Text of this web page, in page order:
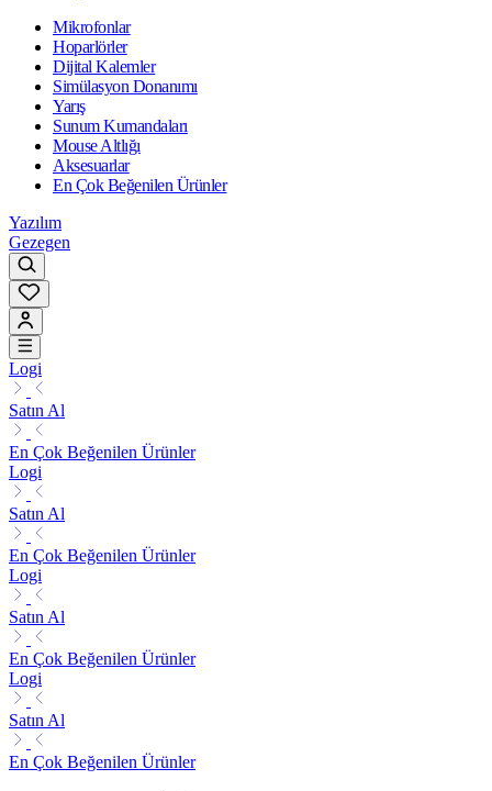
Mikrofonlar
Hoparlörler
Dijital Kalemler
Simülasyon Donanımı
Yarış
Sunum Kumandaları
Mouse Altlığı
Aksesuarlar
En Çok Beğenilen Ürünler
Yazılım
Gezegen
Logi
Satın Al
En Çok Beğenilen Ürünler
Logi
Satın Al
En Çok Beğenilen Ürünler
Logi
Satın Al
En Çok Beğenilen Ürünler
Logi
Satın Al
En Çok Beğenilen Ürünler